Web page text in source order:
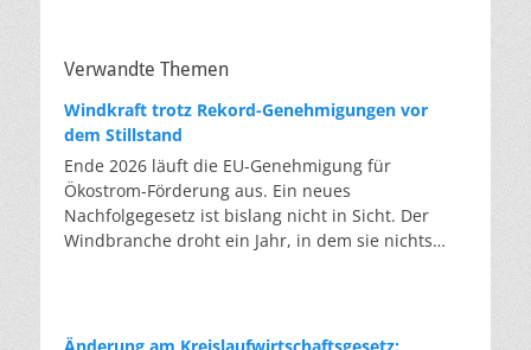
Verwandte Themen
Windkraft trotz Rekord-Genehmigungen vor
dem Stillstand
Ende 2026 läuft die EU-Genehmigung für
Ökostrom-Förderung aus. Ein neues
Nachfolgegesetz ist bislang nicht in Sicht. Der
Windbranche droht ein Jahr, in dem sie nichts
die Verfahren laufen heute deutlich schneller. Die